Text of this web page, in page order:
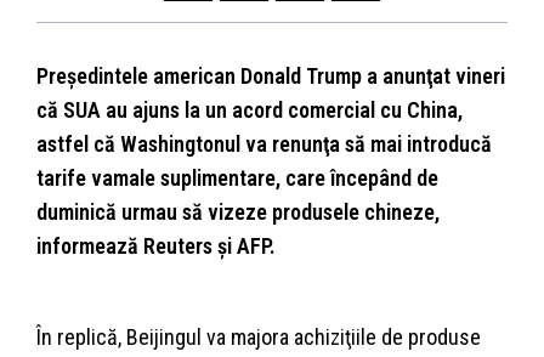
Preşedintele american Donald Trump a anunţat vineri
că SUA au ajuns la un acord comercial cu China,
astfel că Washingtonul va renunţa să mai introducă
tarife vamale suplimentare, care începând de
duminică urmau să vizeze produsele chineze,
informează Reuters şi AFP.
În replică, Beijingul va majora achiziţiile de produse